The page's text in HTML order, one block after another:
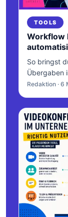
TOOLS
Workflow
So bringst
Übergaben
Redaktion · 6